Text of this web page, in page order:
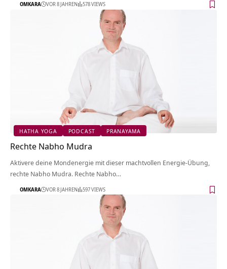
OMKARA VOR 8 JAHREN 578 VIEWS
HATHA YOGA PODCAST PRANAYAMA
Rechte Nabho Mudra
Aktivere deine Mondenergie mit dieser machtvollen Energie-Übung,
rechte Nabho Mudra. Rechte Nabho…
OMKARA VOR 8 JAHREN 597 VIEWS